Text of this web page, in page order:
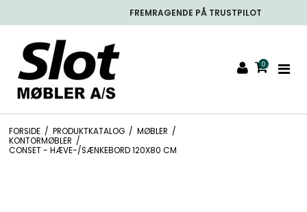
FREMRAGENDE PÅ TRUSTPILOT
0
FORSIDE / PRODUKTKATALOG / MØBLER /
KONTORMØBLER /
CONSET - HÆVE-/SÆNKEBORD 120X80 CM